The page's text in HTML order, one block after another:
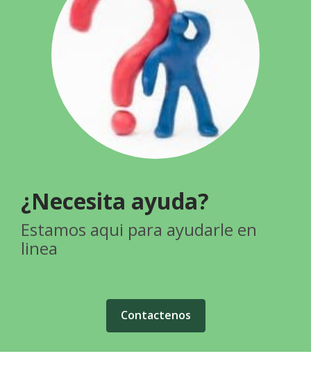
¿Necesita ayuda?
Estamos aqui para ayudarle en
linea
Contactenos